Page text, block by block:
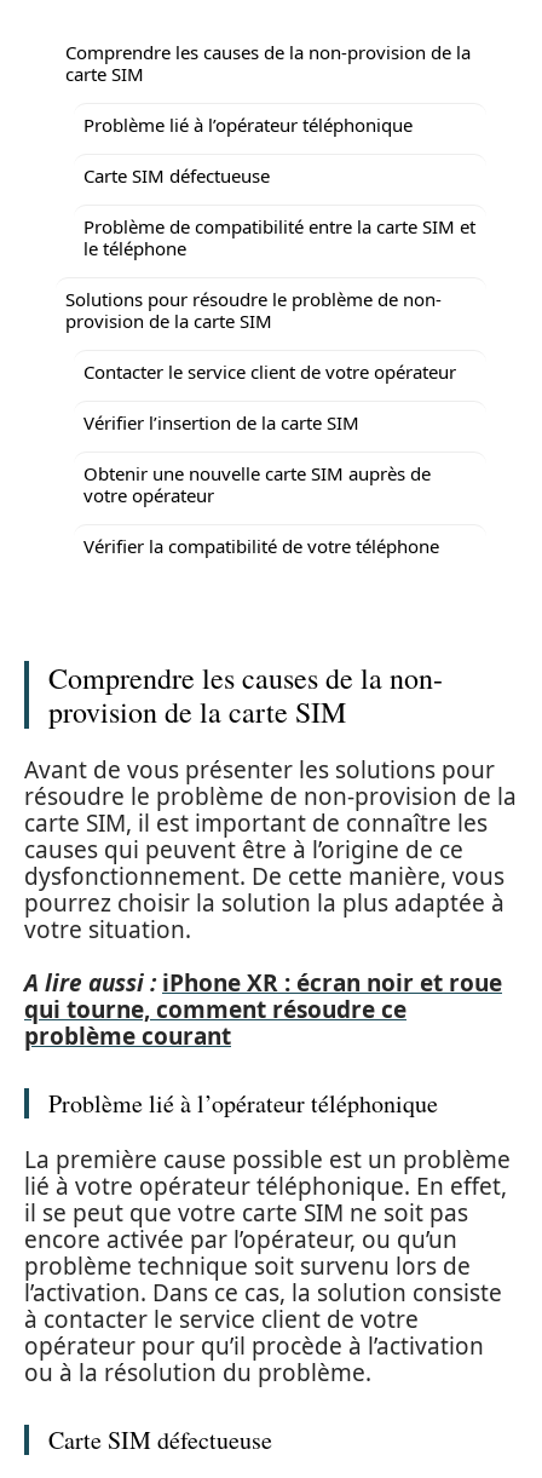
Comprendre les causes de la non-provision de la
carte SIM
Problème lié à l’opérateur téléphonique
Carte SIM défectueuse
Problème de compatibilité entre la carte SIM et
le téléphone
Solutions pour résoudre le problème de non-
provision de la carte SIM
Contacter le service client de votre opérateur
Vérifier l’insertion de la carte SIM
Obtenir une nouvelle carte SIM auprès de
votre opérateur
Vérifier la compatibilité de votre téléphone
Comprendre les causes de la non-
provision de la carte SIM
Avant de vous présenter les solutions pour
résoudre le problème de non-provision de la
carte SIM, il est important de connaître les
causes qui peuvent être à l’origine de ce
dysfonctionnement. De cette manière, vous
pourrez choisir la solution la plus adaptée à
votre situation.
A lire aussi : iPhone XR : écran noir et roue
qui tourne, comment résoudre ce
problème courant
Problème lié à l’opérateur téléphonique
La première cause possible est un problème
lié à votre opérateur téléphonique. En effet,
il se peut que votre carte SIM ne soit pas
encore activée par l’opérateur, ou qu’un
problème technique soit survenu lors de
l’activation. Dans ce cas, la solution consiste
à contacter le service client de votre
opérateur pour qu’il procède à l’activation
ou à la résolution du problème.
Carte SIM défectueuse